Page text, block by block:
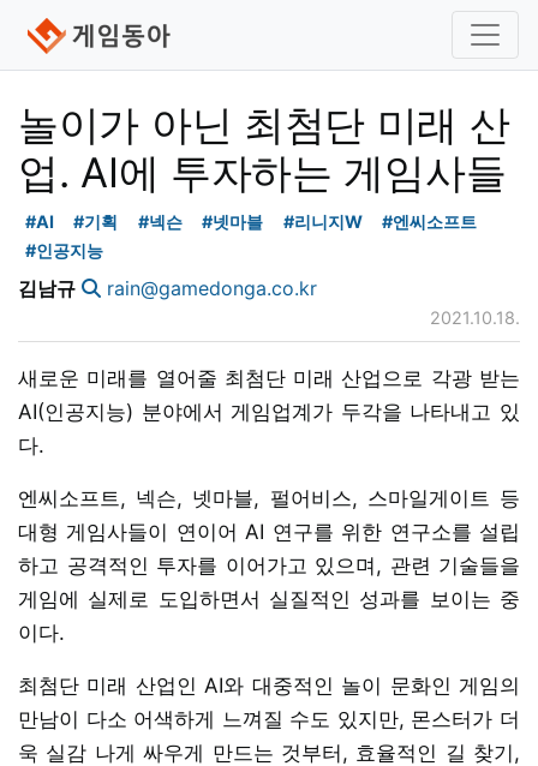
놀이가 아닌 최첨단 미래 산
업. AI에 투자하는 게임사들
#AI #기획 #넥슨 #넷마블 #리니지W
#엔씨소프트
#인공지능
김남규 rain@gamedonga.co.kr
2021.10.18.
새로운 미래를 열어줄 최첨단 미래 산업으로 각광 받는
AI(인공지능) 분야에서 게임업계가 두각을 나타내고 있
다.
엔씨소프트, 넥슨, 넷마블, 펄어비스, 스마일게이트 등
대형 게임사들이 연이어 AI 연구를 위한 연구소를 설립
하고 공격적인 투자를 이어가고 있으며, 관련 기술들을
게임에 실제로 도입하면서 실질적인 성과를 보이는 중
이다.
최첨단 미래 산업인 AI와 대중적인 놀이 문화인 게임의
만남이 다소 어색하게 느껴질 수도 있지만, 몬스터가 더
욱 실감 나게 싸우게 만드는 것부터, 효율적인 길 찾기,